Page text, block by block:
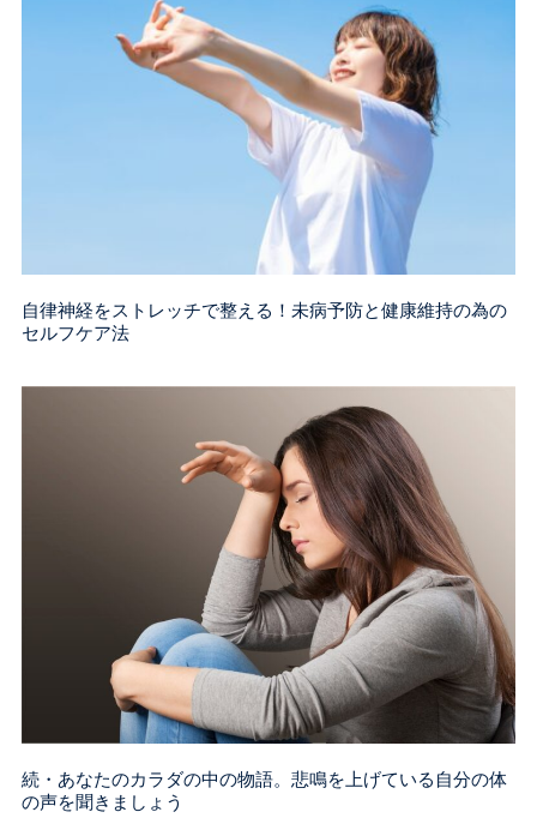
自律神経をストレッチで整える！未病予防と健康維持の為の
セルフケア法
続・あなたのカラダの中の物語。悲鳴を上げている自分の体
の声を聞きましょう